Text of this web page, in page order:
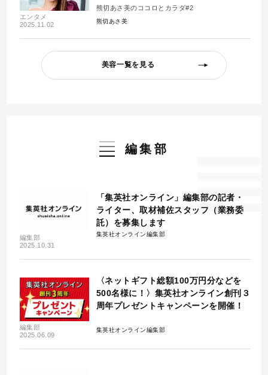
エンタメ
2025.11.02
熊切あさ美のココロとカラダ#2
熊切あさ美
美容一覧を見る
編集部
編集部
2025.10.31
「集英社オンライン」編集部の記者・
ライター、取材補佐スタッフ（業務委
託）を募集します
集英社オンライン編集部
編集部
2025.06.09
〈ネットギフト総額100万円分などを
500名様に！〉集英社オンライン創刊３
周年プレゼントキャンペーンを開催！
集英社オンライン編集部